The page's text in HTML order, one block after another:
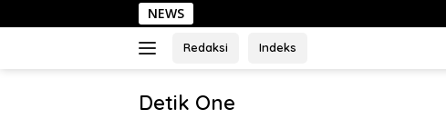
ke
NEWS Sehari di
Redaksi Indeks
Detik One